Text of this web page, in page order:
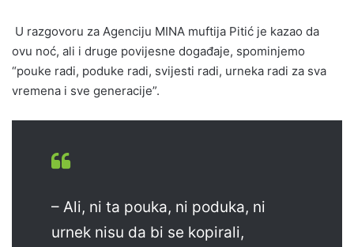
U razgovoru za Agenciju MINA muftija Pitić je kazao da
ovu noć, ali i druge povijesne događaje, spominjemo
“pouke radi, poduke radi, svijesti radi, urneka radi za sva
vremena i sve generacije”.
– Ali, ni ta pouka, ni poduka, ni
urnek nisu da bi se kopirali,